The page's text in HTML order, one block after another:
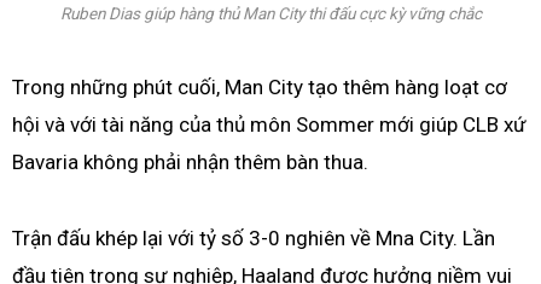
Ruben Dias giúp hàng thủ Man City thi đấu cực kỳ vững chắc
Trong những phút cuối, Man City tạo thêm hàng loạt cơ
hội và với tài năng của thủ môn Sommer mới giúp CLB xứ
Bavaria không phải nhận thêm bàn thua.
Trận đấu khép lại với tỷ số 3-0 nghiên về Mna City. Lần
đầu tiên trong sự nghiệp, Haaland được hưởng niềm vui